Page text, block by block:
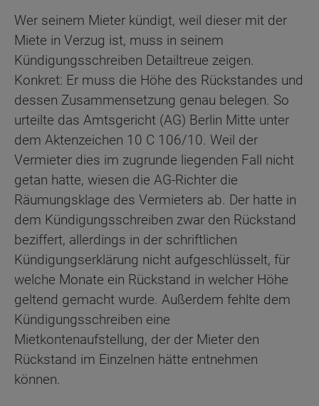
Wer seinem Mieter kündigt, weil dieser mit der
Miete in Verzug ist, muss in seinem
Kündigungsschreiben Detailtreue zeigen.
Konkret: Er muss die Höhe des Rückstandes und
dessen Zusammensetzung genau belegen. So
urteilte das Amtsgericht (AG) Berlin Mitte unter
dem Aktenzeichen 10 C 106/10. Weil der
Vermieter dies im zugrunde liegenden Fall nicht
getan hatte, wiesen die AG-Richter die
Räumungsklage des Vermieters ab. Der hatte in
dem Kündigungsschreiben zwar den Rückstand
beziffert, allerdings in der schriftlichen
Kündigungserklärung nicht aufgeschlüsselt, für
welche Monate ein Rückstand in welcher Höhe
geltend gemacht wurde. Außerdem fehlte dem
Kündigungsschreiben eine
Mietkontenaufstellung, der der Mieter den
Rückstand im Einzelnen hätte entnehmen
können.